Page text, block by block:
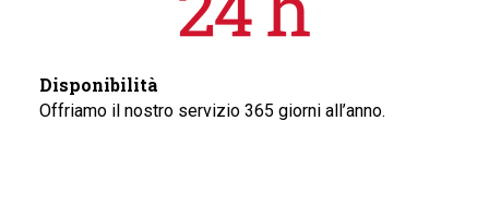
Disponibilità
Offriamo il nostro servizio 365 giorni all’anno.